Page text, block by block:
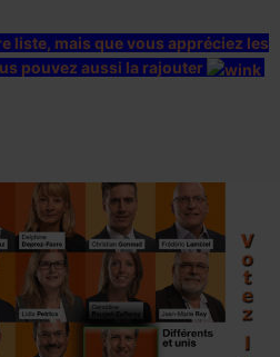
liste, mais que vous appréciez les
pouvez aussi la rajouter